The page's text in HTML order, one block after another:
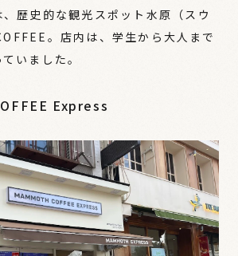
歴史的な観光スポット水原（スウ
。店内は、学生から大人まで
いました。
Express